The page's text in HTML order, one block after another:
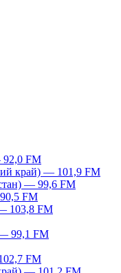
92,0 FM
край) — 101,9 FM
— 99,6 FM
FM
103,8 FM
99,1 FM
FM